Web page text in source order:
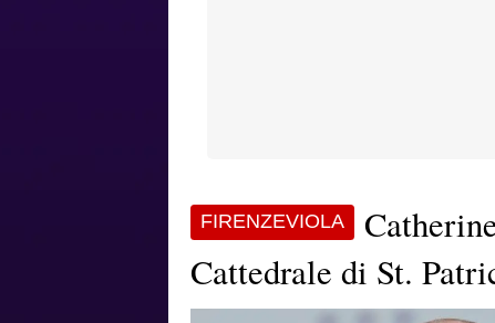
FIRENZEVIOLA
Cattedrale di St.